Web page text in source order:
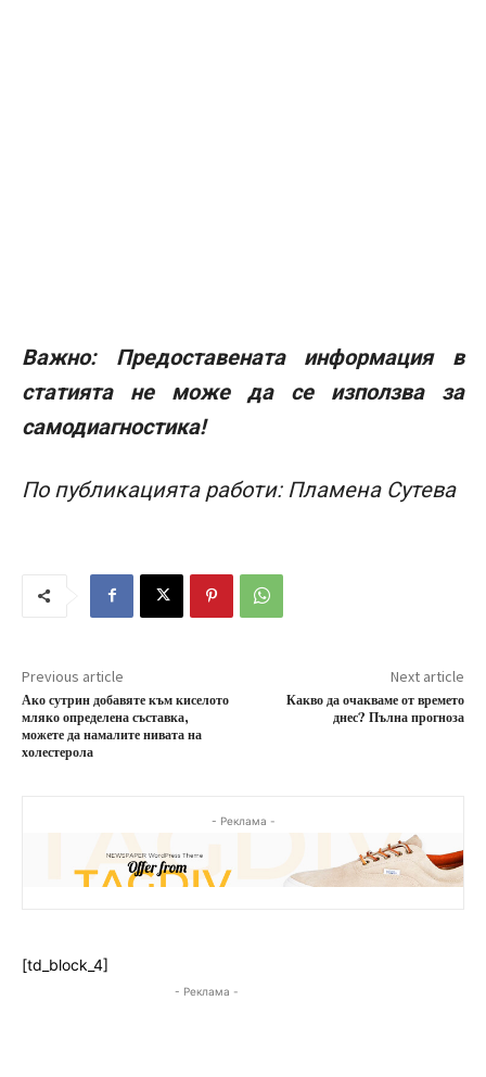
Важно: Предоставената информация в
статията не може да се използва за
самодиагностика!
По публикацията работи: Пламена Сутева
Previous article
Ако сутрин добавяте към киселото
мляко определена съставка,
можете да намалите нивата на
холестерола
Next article
Какво да очакваме от времето
днес? Пълна прогноза
- Реклама -
[td_block_4]
- Реклама -